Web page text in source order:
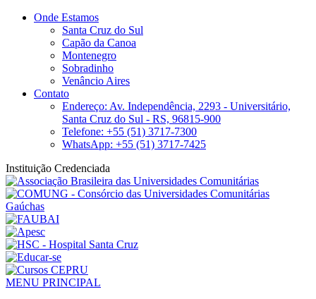
Onde Estamos
Santa Cruz do Sul
Capão da Canoa
Montenegro
Sobradinho
Venâncio Aires
Contato
Endereço: Av. Independência, 2293 - Universitário,
Santa Cruz do Sul - RS, 96815-900
Telefone: +55 (51) 3717-7300
WhatsApp: +55 (51) 3717-7425
Instituição Credenciada
MENU PRINCIPAL